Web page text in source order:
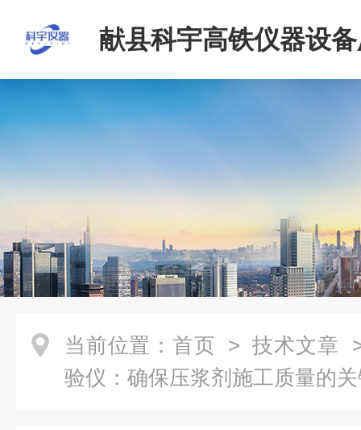
献县科宇高铁仪器设
当前位置： 首页 > 技术文章
验仪：确保压浆剂施工质量的